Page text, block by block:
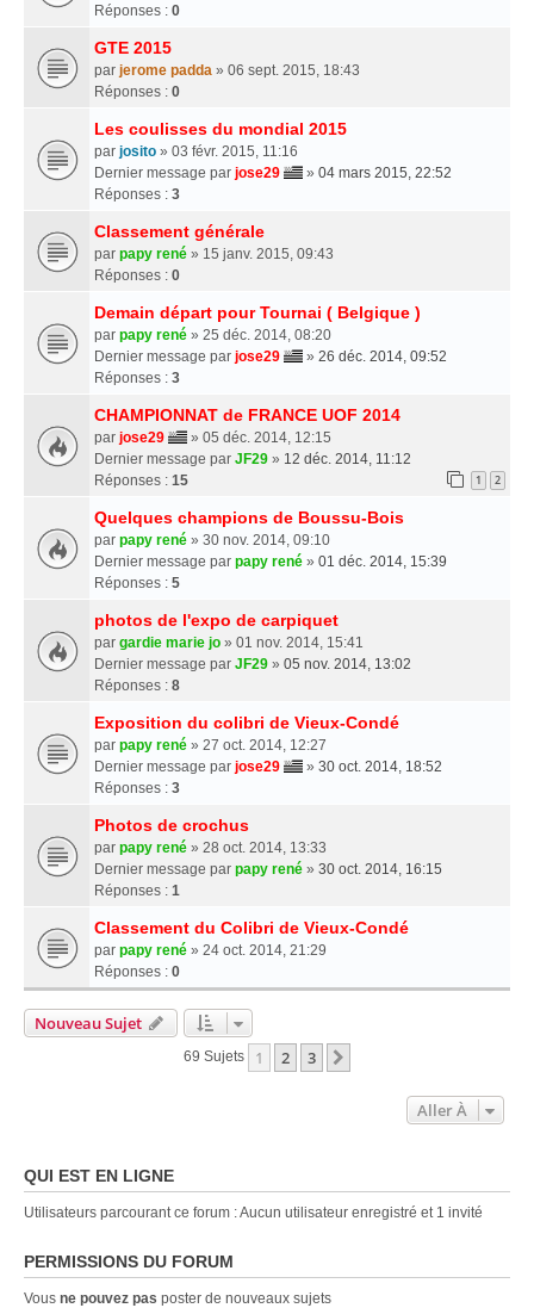
Réponses : 0
GTE 2015
par jerome padda » 06 sept. 2015, 18:43
Réponses : 0
Les coulisses du mondial 2015
par josito » 03 févr. 2015, 11:16
Dernier message par jose29 » 04 mars 2015, 22:52
Réponses : 3
Classement générale
par papy rené » 15 janv. 2015, 09:43
Réponses : 0
Demain départ pour Tournai ( Belgique )
par papy rené » 25 déc. 2014, 08:20
Dernier message par jose29 » 26 déc. 2014, 09:52
Réponses : 3
CHAMPIONNAT de FRANCE UOF 2014
par jose29
» 05 déc. 2014, 12:15
Dernier message par JF29 » 12 déc. 2014, 11:12
Réponses : 15 1 2
Quelques champions de Boussu-Bois
par papy rené » 30 nov. 2014, 09:10
Dernier message par papy rené » 01 déc. 2014, 15:39
Réponses : 5
photos de l'expo de carpiquet
par gardie marie jo » 01 nov. 2014, 15:41
Dernier message par JF29 » 05 nov. 2014, 13:02
Réponses : 8
Exposition du colibri de Vieux-Condé
par papy rené » 27 oct. 2014, 12:27
Dernier message par jose29 » 30 oct. 2014, 18:52
Réponses : 3
Photos de crochus
par papy rené » 28 oct. 2014, 13:33
Dernier message par papy rené » 30 oct. 2014, 16:15
Réponses : 1
Classement du Colibri de Vieux-Condé
par papy rené » 24 oct. 2014, 21:29
Réponses : 0
Nouveau Sujet
69 Sujets 1 2 3
Aller À
QUI EST EN LIGNE
Utilisateurs parcourant ce forum : Aucun utilisateur enregistré et 1 invité
PERMISSIONS DU FORUM
Vous ne pouvez pas poster de nouveaux sujets